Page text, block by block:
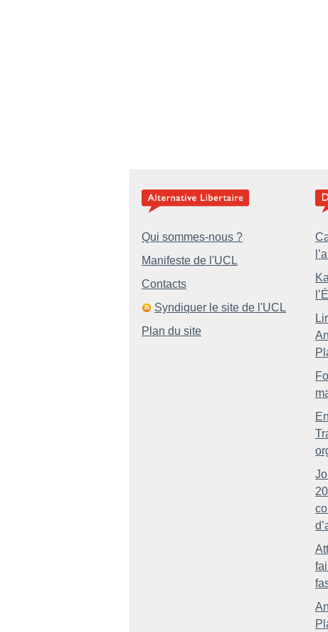
Qui sommes-nous ?
Manifeste de l'UCL
Contacts
Syndiquer le site de l'UCL
Plan du site